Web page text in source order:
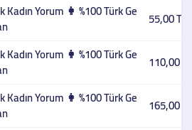
Yorum 👩 %100 Türk Ge 55,00 TL
Yorum 👩 %100 Türk Ge 110,00 TL
Yorum 👩 %100 Türk Ge 165,00 TL